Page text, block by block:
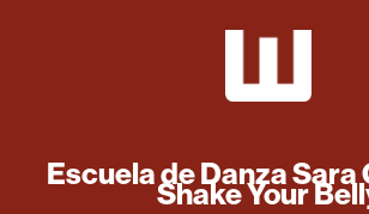
Escuela de Danza Sara
Shake Your